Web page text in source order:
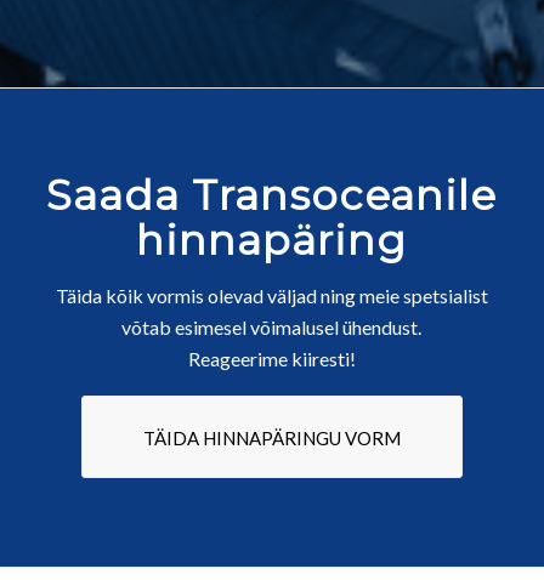
Saada Transoceanile
hinnapäring
Täida kõik vormis olevad väljad ning meie spetsialist
võtab esimesel võimalusel ühendust.
Reageerime kiiresti!
TÄIDA HINNAPÄRINGU VORM